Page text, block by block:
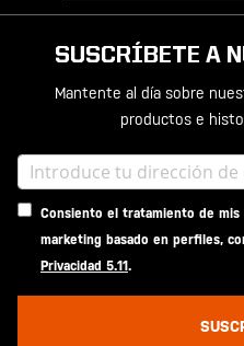
SUSCRÍBETE A
Mantente al día sobre
productos e
Consiento el tratamiento de
marketing basado en perfiles,
Privacidad 5.11.